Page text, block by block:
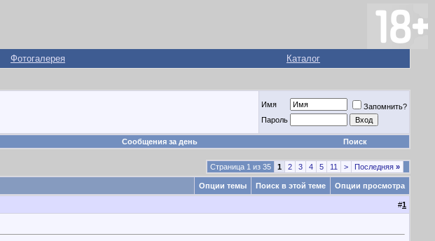
Фотогалерея Каталог
Имя
Запомнить?
Пароль
Сообщения за день Поиск
Страница 1 из 35 1 2 3 4 5 11 > Последняя »
Опции темы Поиск в этой теме Опции просмотра
#1